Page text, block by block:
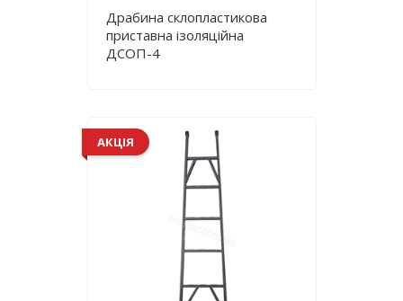
Драбина склопластикова
приставна ізоляційна
ДСОП-4
АКЦІЯ